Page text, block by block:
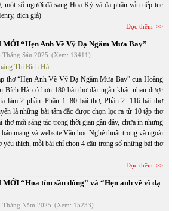
một số người đã sang Hoa Kỳ và đa phần vẫn tiếp tục
dịch giả)
Đọc thêm
“Hẹn Anh Về Vỹ Dạ Ngắm Mưa Bay”
Tháng Sáu 2025 (Xem: 13411)
Thị Bích Hà
thơ “Hẹn Anh Về Vỹ Dạ Ngắm Mưa Bay” của Hoàng
Bích Hà có hơn 180 bài thơ dài ngắn khác nhau được
làm 2 phần: Phần 1: 80 bài thơ, Phần 2: 116 bài thơ
là những bài tâm đắc được chọn lọc ra từ 10 tập thơ
thơ mới sáng tác trong thời gian gần đây, chưa in nhưng
mạng và website Văn học Nghệ thuật trong và ngoài
thích, mỗi bài chỉ chon 4 câu trong số những bài thơ
Đọc thêm
“Hoa tím sầu đông” và “Hẹn anh về vĩ dạ
Tháng Năm 2025 (Xem: 15233)